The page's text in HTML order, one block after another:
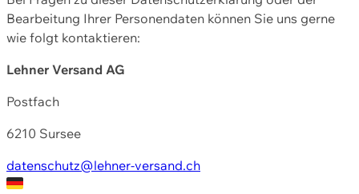
Bearbeitung Ihrer Personendaten können Sie uns gerne
wie folgt kontaktieren:
Lehner Versand AG
Postfach
6210 Sursee
datenschutz@lehner-versand.ch